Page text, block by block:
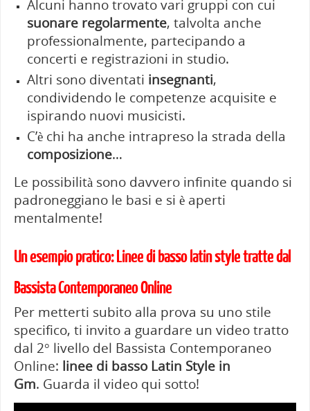
Alcuni hanno trovato vari gruppi con cui
suonare regolarmente, talvolta anche
professionalmente, partecipando a
concerti e registrazioni in studio.
Altri sono diventati insegnanti,
condividendo le competenze acquisite e
ispirando nuovi musicisti.
C’è chi ha anche intrapreso la strada della
composizione…
Le possibilità sono davvero infinite quando si
padroneggiano le basi e si è aperti
mentalmente!
Un esempio pratico: Linee di basso latin style tratte dal
Bassista Contemporaneo Online
Per metterti subito alla prova su uno stile
specifico, ti invito a guardare un video tratto
dal 2° livello del Bassista Contemporaneo
Online: linee di basso Latin Style in
Gm. Guarda il video qui sotto!